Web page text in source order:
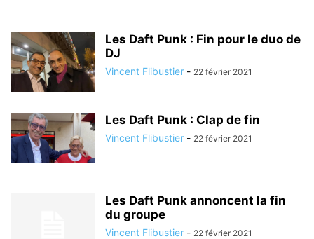
Les Daft Punk : Fin pour le duo de
DJ
Vincent Flibustier - 22 février 2021
Les Daft Punk : Clap de fin
Vincent Flibustier - 22 février 2021
Les Daft Punk annoncent la fin
du groupe
Vincent Flibustier - 22 février 2021